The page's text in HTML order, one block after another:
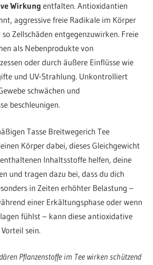
Wirkung entfalten. Antioxidantien
aggressive freie Radikale im Körper
Zellschäden entgegenzuwirken. Freie
als Nebenprodukte von
oder durch äußere Einflüsse wie
und UV-Strahlung. Unkontrolliert
schwächen und
beschleunigen.
Tasse Breitwegerich Tee
Körper dabei, dieses Gleichgewicht
Inhaltsstoffe helfen, deine
und tragen dazu bei, dass du dich
in Zeiten erhöhter Belastung –
einer Erkältungsphase oder wenn
fühlst – kann diese antioxidative
sein.
Pflanzenstoffe im Tee wirken schützend